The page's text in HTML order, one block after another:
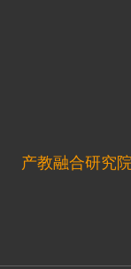
产教融合研究